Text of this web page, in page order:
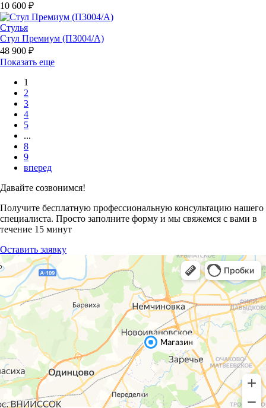
10 600 ₽
Стулья
Стул Премиум (П3004/A)
48 900 ₽
Показать еще
1
2
3
4
5
...
8
9
вперед
Давайте созвонимся!
Получите бесплатную профессиональную консультацию нашего
специалиста. Просто заполните форму и мы свяжемся с вами в
течение 15 минут
Оставить заявку